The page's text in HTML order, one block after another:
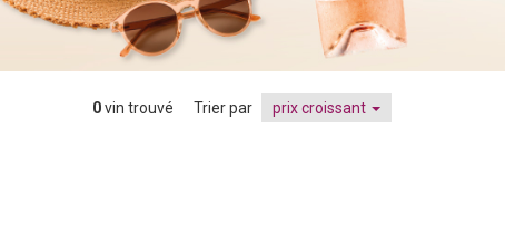
0vin trouvé Trier par prix croissant